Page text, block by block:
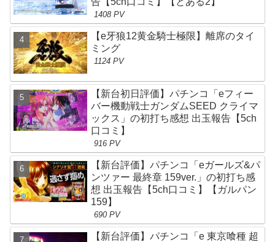
1408 PV
【e牙狼12黄金騎士極限】離席のタイ
ミング
1124 PV
【新台初日評価】パチンコ「eフィー
バー機動戦士ガンダムSEED クライマ
ックス」の初打ち感想 出玉報告【5ch
口コミ】
916 PV
【新台評価】パチンコ「eガールズ&パ
ンツァー 最終章 159ver.」の初打ち感
想 出玉報告【5ch口コミ】【ガルパン
159】
690 PV
【新台評価】パチンコ「e 東京喰種 超